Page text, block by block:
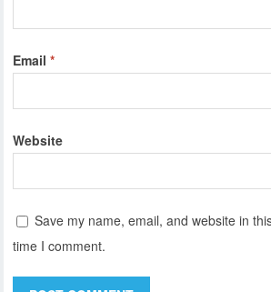
Email*
Website
Save my name, email, and website in
time I comment.